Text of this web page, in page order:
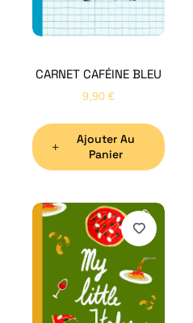
CARNET CAFÉINE BLEU
9,90 €
Ajouter Au
Panier